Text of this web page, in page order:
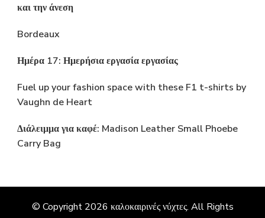
και την άνεση
Bordeaux
Ημέρα 17: Ημερήσια εργασία εργασίας
Fuel up your fashion space with these F1 t-shirts by
Vaughn de Heart
Διάλειμμα για καφέ: Madison Leather Small Phoebe
Carry Bag
© Copyright 2026 καλοκαιρινές νύχτες. All Rights